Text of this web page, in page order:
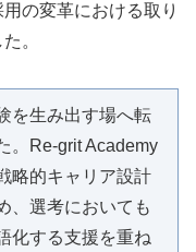
の変革における取り
。
を生み出す場へ転
。Re-grit Academy
略的キャリア設計
、選考においても
化する支援を重ね